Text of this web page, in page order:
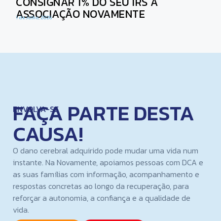
ASSOCIAÇÃO NOVAMENTE
1 de Julho, 2026
ENVOLVA-SE
FAÇA PARTE DESTA
CAUSA!
O dano cerebral adquirido pode mudar uma vida num
instante. Na Novamente, apoiamos pessoas com DCA e
as suas famílias com informação, acompanhamento e
respostas concretas ao longo da recuperação, para
reforçar a autonomia, a confiança e a qualidade de
vida.